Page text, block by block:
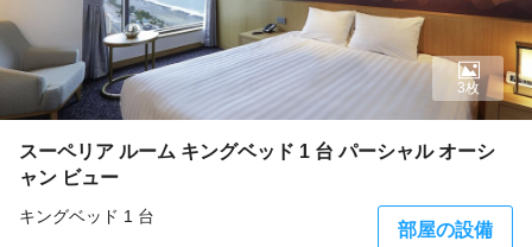
スーペリア ルーム キングベッド 1 台 パーシャル オーシ
ャン ビュー
キングベッド 1 台
部屋の設備
3枚